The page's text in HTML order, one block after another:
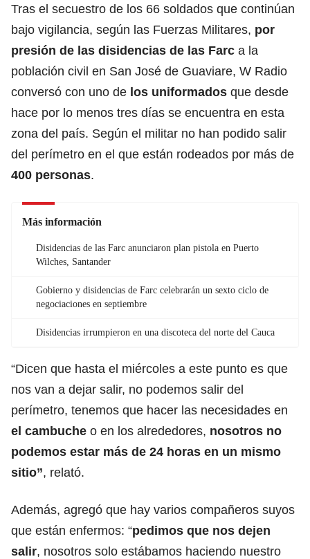
Tras el secuestro de los 66 soldados que continúan
bajo vigilancia, según las Fuerzas Militares, por
presión de las disidencias de las Farc a la
población civil en San José de Guaviare, W Radio
conversó con uno de los uniformados que desde
hace por lo menos tres días se encuentra en esta
zona del país. Según el militar no han podido salir
del perímetro en el que están rodeados por más de
400 personas.
Más información
Disidencias de las Farc anunciaron plan pistola en Puerto
Wilches, Santander
Gobierno y disidencias de Farc celebrarán un sexto ciclo de
negociaciones en septiembre
Disidencias irrumpieron en una discoteca del norte del Cauca
“Dicen que hasta el miércoles a este punto es que
nos van a dejar salir, no podemos salir del
perímetro, tenemos que hacer las necesidades en
el cambuche o en los alrededores, nosotros no
podemos estar más de 24 horas en un mismo
sitio”, relató.
Además, agregó que hay varios compañeros suyos
que están enfermos: “pedimos que nos dejen
salir, nosotros solo estábamos haciendo nuestro